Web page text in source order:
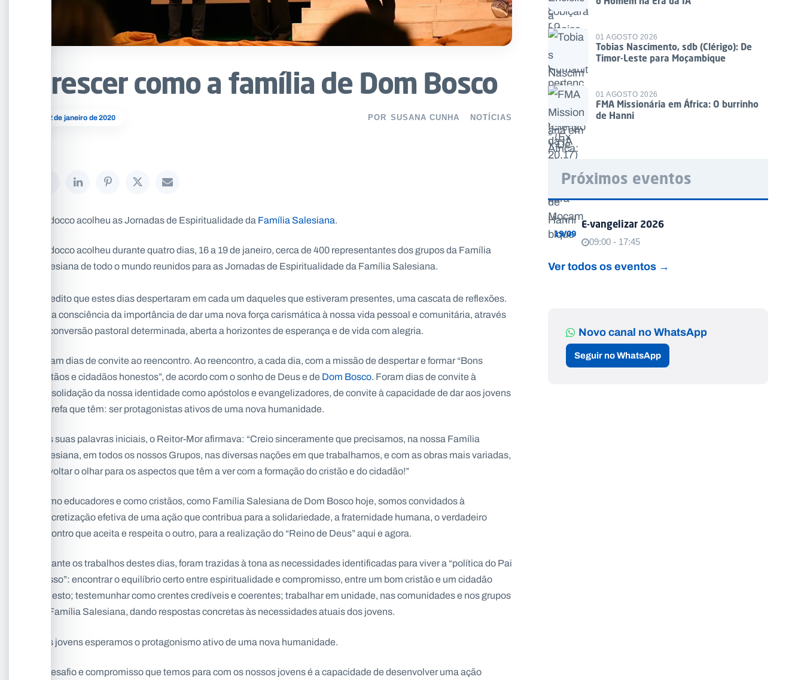
22 de janeiro de 2020
Crescer como a família de Dom Bosco
POR SUSANA CUNHA NOTÍCIAS
Valdocco acolheu as Jornadas de Espiritualidade daFamília Salesiana.
Valdocco acolheu durante quatro dias, 16 a 19 de janeiro, cerca de 400 representantes dos grupos da Família
Salesiana de todo o mundo reunidos para as Jornadas de Espiritualidade da Família Salesiana.
Acredito que estes dias despertaram em cada um daqueles que estiveram presentes, uma cascata de reflexões.
Uma consciência da importância de dar uma nova força carismática à nossa vida pessoal e comunitária, através
da conversão pastoral determinada, aberta a horizontes de esperança e de vida com alegria.
Foram dias de convite ao reencontro. Ao reencontro, a cada dia, com a missão de despertar e formar “Bons
cristãos e cidadãos honestos”, de acordo com o sonho de Deus e de Dom Bosco. Foram dias de convite à
consolidação da nossa identidade como apóstolos e evangelizadores, de convite à capacidade de dar aos jovens
a tarefa que têm: ser protagonistas ativos de uma nova humanidade.
Nas suas palavras iniciais, o Reitor-Mor afirmava: “Creio sinceramente que precisamos, na nossa Família
Salesiana, em todos os nossos Grupos, nas diversas nações em que trabalhamos, e com as obras mais variadas,
de voltar o olhar para os aspectos que têm a ver com a formação do cristão e do cidadão!”
Como educadores e como cristãos, como Família Salesiana de Dom Bosco hoje, somos convidados à
concretização efetiva de uma ação que contribua para a solidariedade, a fraternidade humana, o verdadeiro
encontro que aceita e respeita o outro, para a realização do “Reino de Deus” aqui e agora.
Durante os trabalhos destes dias, foram trazidas à tona as necessidades identificadas para viver a “política do Pai
Nosso”: encontrar o equilíbrio certo entre espiritualidade e compromisso, entre um bom cristão e um cidadão
honesto; testemunhar como crentes credíveis e coerentes; trabalhar em unidade, nas comunidades e nos grupos
da Família Salesiana, dando respostas concretas às necessidades atuais dos jovens.
Dos jovens esperamos o protagonismo ativo de uma nova humanidade.
O desafio e compromisso que temos para com os nossos jovens é a capacidade de desenvolver uma ação
01 AGOSTO 2026
Tobias Nascimento, sdb (Clérigo): De
Timor-Leste para Moçambique
01 AGOSTO 2026
FMA Missionária em África: O burrinho
de Hanni
Próximos eventos
19/09
E-vangelizar 2026
09:00 - 17:45
Ver todos os eventos →
Novo canal no WhatsApp
Seguir no WhatsApp